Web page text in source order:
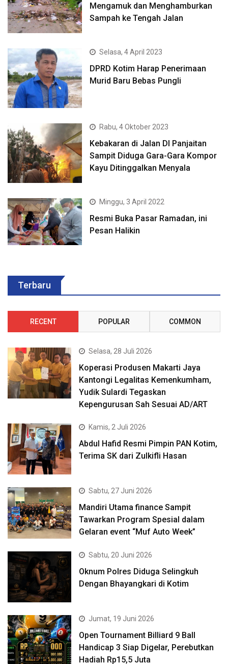
Mengamuk dan Menghamburkan
Sampah ke Tengah Jalan
Selasa, 4 April 2023
DPRD Kotim Harap Penerimaan
Murid Baru Bebas Pungli
Rabu, 4 Oktober 2023
Kebakaran di Jalan DI Panjaitan
Sampit Diduga Gara-Gara Kompor
Kayu Ditinggalkan Menyala
Minggu, 3 April 2022
Resmi Buka Pasar Ramadan, ini
Pesan Halikin
Terbaru
RECENT POPULAR COMMON
Selasa, 28 Juli 2026
Koperasi Produsen Makarti Jaya
Kantongi Legalitas Kemenkumham,
Yudik Sulardi Tegaskan
Kepengurusan Sah Sesuai AD/ART
Kamis, 2 Juli 2026
Abdul Hafid Resmi Pimpin PAN Kotim,
Terima SK dari Zulkifli Hasan
Sabtu, 27 Juni 2026
Mandiri Utama finance Sampit
Tawarkan Program Spesial dalam
Gelaran event “Muf Auto Week”
Sabtu, 20 Juni 2026
Oknum Polres Diduga Selingkuh
Dengan Bhayangkari di Kotim
Jumat, 19 Juni 2026
Open Tournament Billiard 9 Ball
Handicap 3 Siap Digelar, Perebutkan
Hadiah Rp15,5 Juta